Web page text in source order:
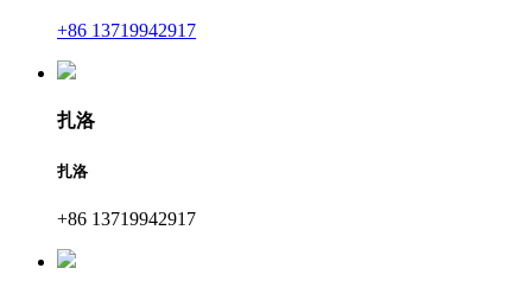
+86 13719942917
扎洛
扎洛
+86 13719942917